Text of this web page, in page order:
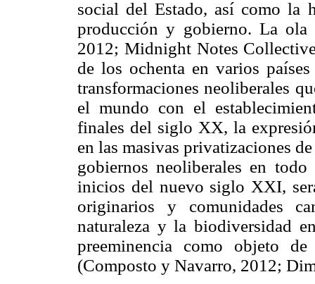
social del Estado, así como la
producción y gobierno. La ola
2012; MidnightNotes
de los ochenta en varios
transformaciones neoliberales
el mundo con el
finales del siglo XX, la
en las masivas privatizaciones
gobiernos neoliberales en
inicios del nuevo siglo XXI,
originarios y comunidades
naturaleza y la biodiversidad
preeminencia como objeto
(Composto y Navarro, 2012;